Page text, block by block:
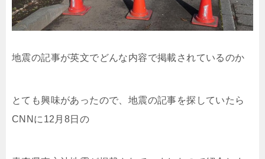
地震の記事が英文でどんな内容で掲載されているのか
とても興味があったので、地震の記事を探していたら
CNN に 12 月 8日の